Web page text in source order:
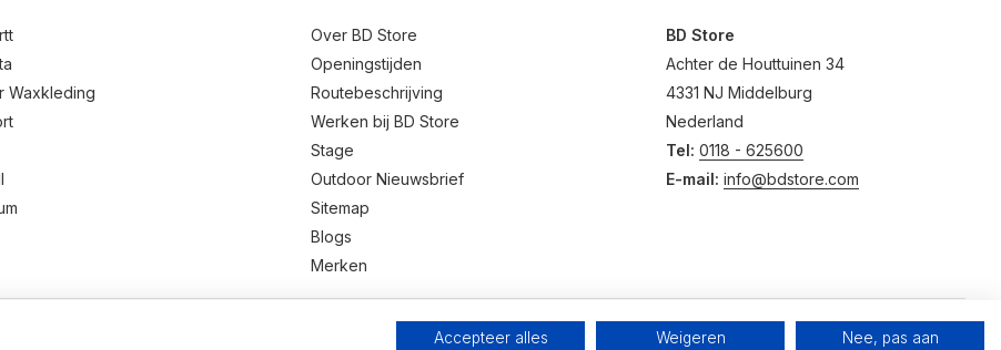
Waxkleding
Over BD Store
Openingstijden
Routebeschrijving
Werken bij BD Store
Stage
Outdoor Nieuwsbrief
Sitemap
Blogs
Merken
BD Store
Achter de Houttuinen 34
4331 NJ Middelburg
Nederland
Tel: 0118 - 625600
E-mail: info@bdstore.com
Accepteer alles Weigeren Nee, pas aan